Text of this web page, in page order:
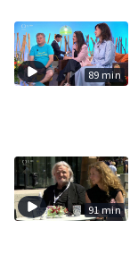
89 min
91 min